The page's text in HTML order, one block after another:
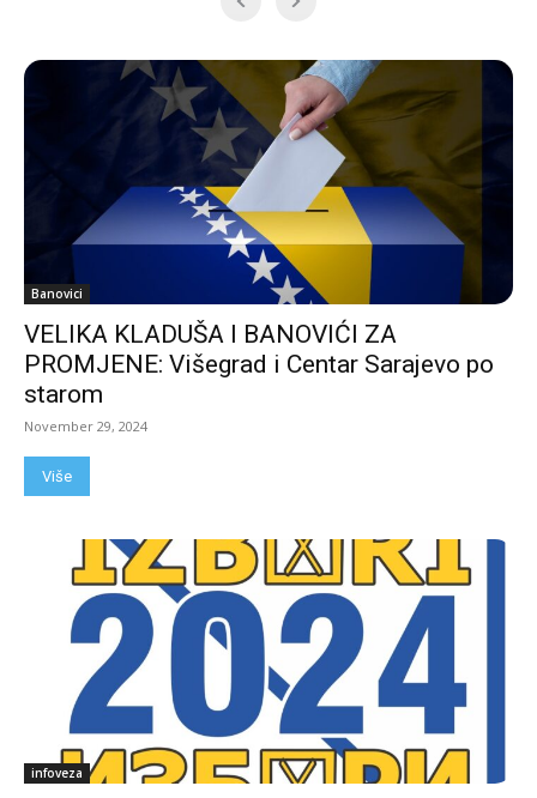
Banovici
VELIKA KLADUŠA I BANOVIĆI ZA
PROMJENE: Višegrad i Centar Sarajevo po
starom
November 29, 2024
Više
infoveza